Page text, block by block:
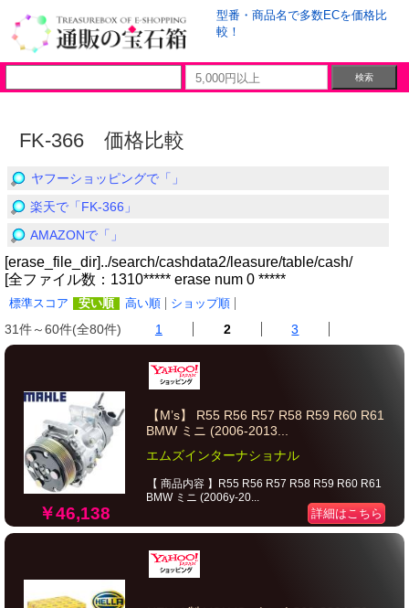
型番・商品名で多数ECを価格比
較！
FK-366 価格比較
ヤフーショッピングで「」
楽天で「FK-366」
AMAZONで「」
[erase_file_dir]../search/cashdata2/leasure/table/cash/
[全ファイル数：1310***** erase num 0 *****
標準スコア 安い順 高い順 ショップ順
31件～60件(全80件) 1 2 3
￥46,138
【M’s】 R55 R56 R57 R58 R59 R60 R61
BMW ミニ (2006-2013...
エムズインターナショナル
【 商品内容 】R55 R56 R57 R58 R59 R60 R61
BMW ミニ (2006y-20...
詳細はこちら